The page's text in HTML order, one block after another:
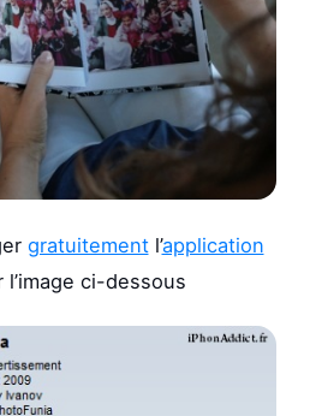
gratuitementl’application
ci-dessous